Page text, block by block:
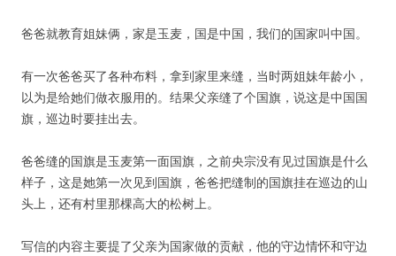
爸爸就教育姐妹俩，家是玉麦，国是中国，我们的国家叫中国。
有一次爸爸买了各种布料，拿到家里来缝，当时两姐妹年龄小，
以为是给她们做衣服用的。结果父亲缝了个国旗，说这是中国国
旗，巡边时要挂出去。
爸爸缝的国旗是玉麦第一面国旗，之前央宗没有见过国旗是什么
样子，这是她第一次见到国旗，爸爸把缝制的国旗挂在巡边的山
头上，还有村里那棵高大的松树上。
写信的内容主要提了父亲为国家做的贡献，他的守边情怀和守边